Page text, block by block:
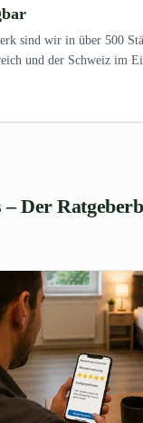
sind wir in über 500
und der Schweiz im
– Der